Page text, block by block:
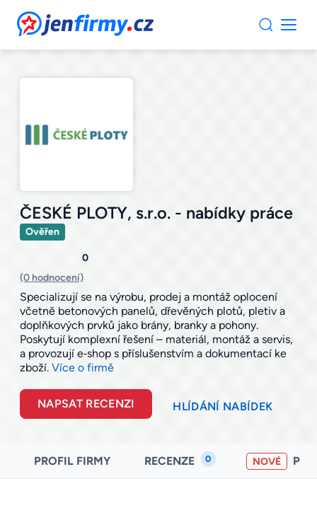
JenFirmy.cz
ČESKÉ PLOTY, s.r.o. - nabídky práce
Ověřen
0
(0 hodnocení)
Specializují se na výrobu, prodej a montáž oplocení
včetně betonových panelů, dřevěných plotů, pletiv a
doplňkových prvků jako brány, branky a pohony.
Poskytují komplexní řešení – materiál, montáž a servis,
a provozují e‑shop s příslušenstvím a dokumentací ke
zboží. Více o firmě
NAPSAT RECENZI HLÍDÁNÍ NABÍDEK
PROFIL FIRMY RECENZE 0 NOVÉ